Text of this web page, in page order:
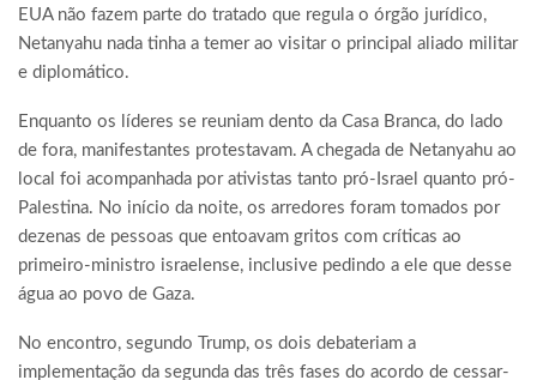
EUA não fazem parte do tratado que regula o órgão jurídico,
Netanyahu nada tinha a temer ao visitar o principal aliado militar
e diplomático.
Enquanto os líderes se reuniam dento da Casa Branca, do lado
de fora, manifestantes protestavam. A chegada de Netanyahu ao
local foi acompanhada por ativistas tanto pró-Israel quanto pró-
Palestina. No início da noite, os arredores foram tomados por
dezenas de pessoas que entoavam gritos com críticas ao
primeiro-ministro israelense, inclusive pedindo a ele que desse
água ao povo de Gaza.
No encontro, segundo Trump, os dois debateriam a
implementação da segunda das três fases do acordo de cessar-